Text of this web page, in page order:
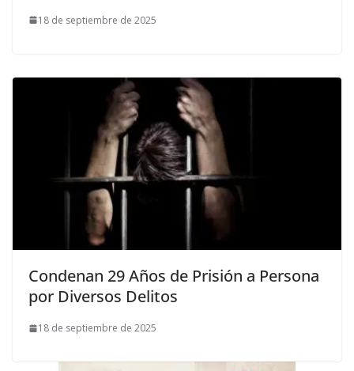
18 de septiembre de 2025
Condenan 29 Años de Prisión a Persona
por Diversos Delitos
18 de septiembre de 2025